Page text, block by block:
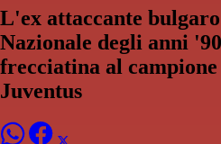
L'ex attaccante
Nazionale degli anni
frecciatina al
Juventus